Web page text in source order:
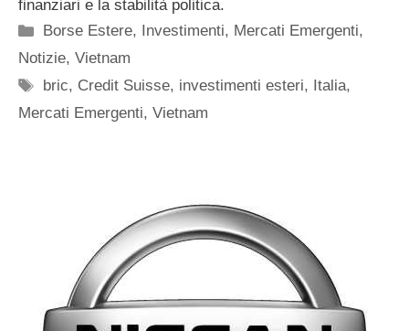
finanziari e la stabilità politica.
Categorie
Borse Estere, Investimenti, Mercati Emergenti,
Notizie, Vietnam
Tag
bric, Credit Suisse, investimenti esteri, Italia,
Mercati Emergenti, Vietnam